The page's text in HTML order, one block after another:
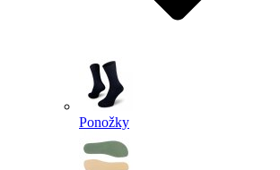
Ponožky